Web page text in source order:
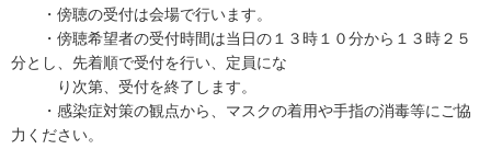
・傍聴の受付は会場で行います。
・傍聴希望者の受付時間は当日の１３時１０分から１３時２５
分とし、先着順で受付を行い、定員にな
り次第、受付を終了します。
・感染症対策の観点から、マスクの着用や手指の消毒等にご協
力ください。